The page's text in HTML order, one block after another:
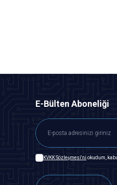
E-Bülten Aboneliği
KVKK Sözleşmesi'ni okudum,